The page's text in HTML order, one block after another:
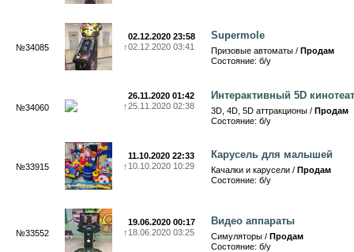
№34085
02.12.2020 23:58
↑02.12.2020 03:41
Supermole
Призовые автоматы / Продам
Состояние: б/у
№34060
26.11.2020 01:42
↑25.11.2020 02:38
Интерактивный 5D
3D, 4D, 5D аттракционы / Продам
Состояние: б/у
№33915
11.10.2020 22:33
↑ 10.10.2020 10:29
Карусель для малышей
Качалки и карусели / Продам
Состояние: б/у
№33552
19.06.2020 00:17
↑ 18.06.2020 03:25
Видео аппараты
Симуляторы / Продам
Состояние: б/у